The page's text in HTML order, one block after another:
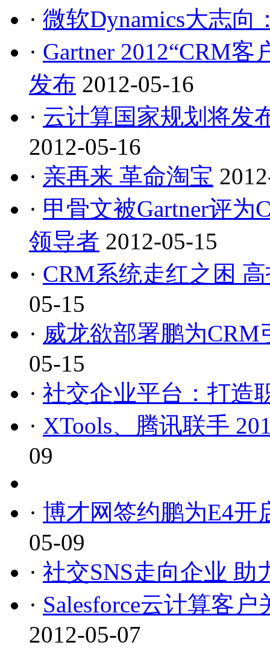
· 微软Dynamics大志向
· Gartner 2012“CRM
发布 2012-05-16
· 云计算国家规划将发
2012-05-16
· 亲再来 革命淘宝
· 甲骨文被Gartner评
领导者 2012-05-15
· CRM系统走红之困
05-15
· 威龙欲部署鹏为
05-15
· 社交企业平台：打造
· XTools、腾讯联手
09
· 博才网签约鹏为E4开
05-09
· 社交SNS走向企业 助
· Salesforce云计算客
2012-05-07